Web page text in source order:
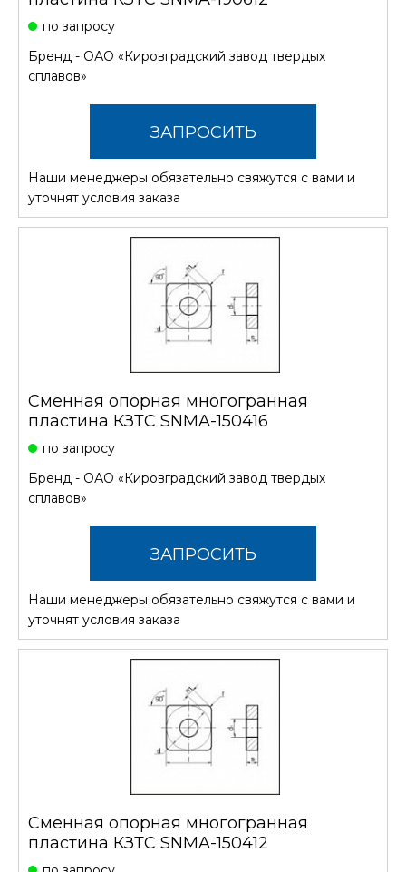
по запросу
Бренд - ОАО «Кировградский завод твердых
сплавов»
ЗАПРОСИТЬ
СТОИМОСТЬ
Наши менеджеры обязательно свяжутся с вами и
уточнят условия заказа
Сменная опорная многогранная
пластина КЗТС SNMA-150416
по запросу
Бренд - ОАО «Кировградский завод твердых
сплавов»
ЗАПРОСИТЬ
СТОИМОСТЬ
Наши менеджеры обязательно свяжутся с вами и
уточнят условия заказа
Сменная опорная многогранная
пластина КЗТС SNMA-150412